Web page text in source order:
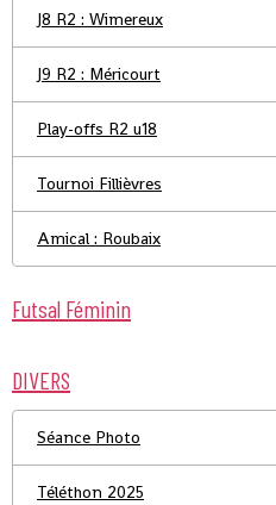
J8 R2 : Wimereux
J9 R2 : Méricourt
Play-offs R2 u18
Tournoi Fillièvres
Amical : Roubaix
Futsal Féminin
DIVERS
Séance Photo
Téléthon 2025